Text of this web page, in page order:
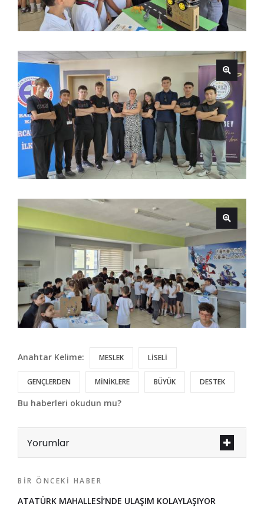
Anahtar Kelime: MESLEK LİSELİ
GENÇLERDEN MİNİKLERE BÜYÜK DESTEK
Bu haberleri okudun mu?
Yorumlar
BIR ÖNCEKI HABER
ATATÜRK MAHALLESİ’NDE ULAŞIM KOLAYLAŞIYOR